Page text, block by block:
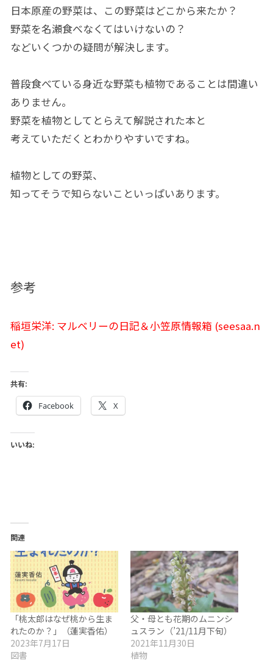
日本原産の野菜は、この野菜はどこから来たか？
野菜を名瀬食べなくてはいけないの？
などいくつかの疑問が解決します。
普段食べている身近な野菜も植物であることは間違い
ありません。
野菜を植物としてとらえて解説された本と
考えていただくとわかりやすいですね。
植物としての野菜、
知ってそうで知らないこといっぱいあります。
参考
稲垣栄洋: マルベリーの日記＆小笠原情報箱 (seesaa.n
et)
共有:
Facebook X
いいね:
関連
「桃太郎はなぜ桃から生ま
れたのか？」（蓮実香佑）
2023年7月17日
図書
父・母とも花期のムニンシ
ュスラン（’21/11月下旬）
2021年11月30日
植物